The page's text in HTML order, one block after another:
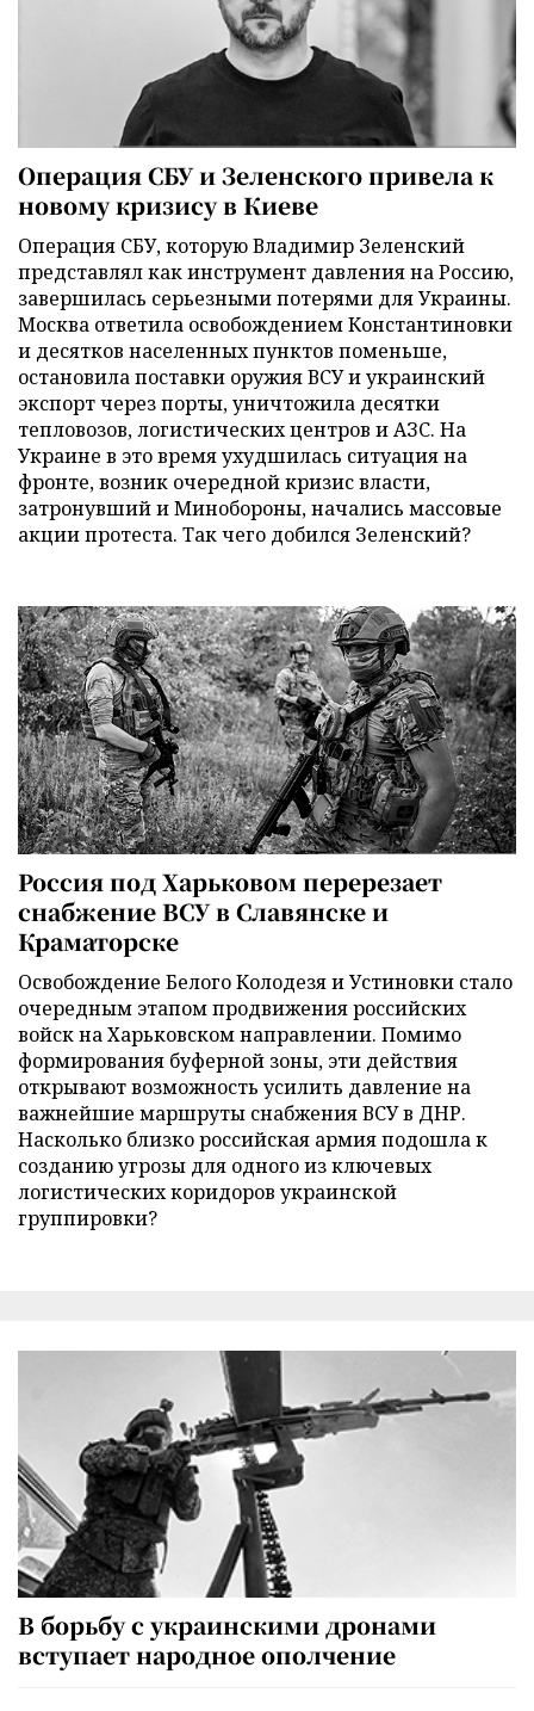
Операция СБУ и Зеленского привела к
новому кризису в Киеве
Операция СБУ, которую Владимир Зеленский
представлял как инструмент давления на Россию,
завершилась серьезными потерями для Украины.
Москва ответила освобождением Константиновки
и десятков населенных пунктов поменьше,
остановила поставки оружия ВСУ и украинский
экспорт через порты, уничтожила десятки
тепловозов, логистических центров и АЗС. На
Украине в это время ухудшилась ситуация на
фронте, возник очередной кризис власти,
затронувший и Минобороны, начались массовые
акции протеста. Так чего добился Зеленский?
Россия под Харьковом перерезает
снабжение ВСУ в Славянске и
Краматорске
Освобождение Белого Колодезя и Устиновки стало
очередным этапом продвижения российских
войск на Харьковском направлении. Помимо
формирования буферной зоны, эти действия
открывают возможность усилить давление на
важнейшие маршруты снабжения ВСУ в ДНР.
Насколько близко российская армия подошла к
созданию угрозы для одного из ключевых
логистических коридоров украинской
группировки?
В борьбу с украинскими дронами
вступает народное ополчение